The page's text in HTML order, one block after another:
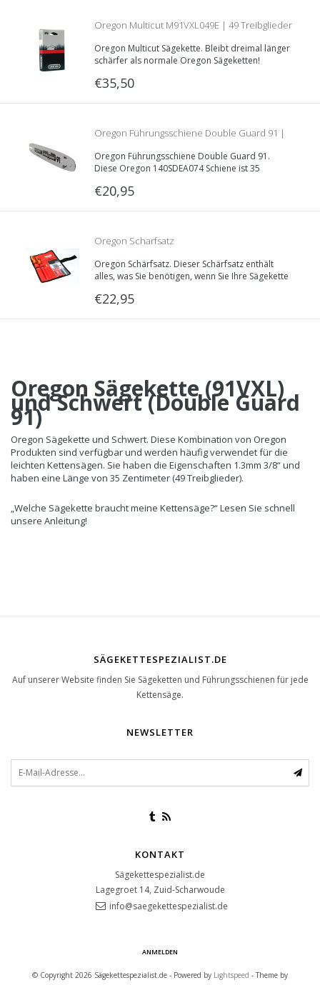
Oregon Multicut M91VXL049E | 49 Treibglieder
| 1.3mm | 3/8LP
Oregon Multicut Sägekette. Bleibt dreimal länger
schärfer als normale Oregon Sägeketten!
Teilung und 49 Treibglieder lang.
€35,50
Oregon Führungsschiene Double Guard 91 |
140SDEA074 | 35cm | 1.3mm | 3/8LP
Oregon Führungsschiene Double Guard 91.
Diese Oregon 140SDEA074 Schiene ist 35
1.3mm. Geeignet in Kombination mit der Oregon
€20,95
Oregon Scharfsatz
Oregon Schärfsatz. Dieser Schärfsatz enthält
alles, was Sie benötigen, wenn Sie Ihre Sägekette
€22,95
Oregon Sägekette (91VXL)
und Schwert (Double Guard
91)
Oregon Sägekette und Schwert. Diese Kombination von Oregon
Produkten sind verfügbar und werden häufig verwendet für die
leichten Kettensägen. Sie haben die Eigenschaften 1.3mm 3/8“ und
haben eine Länge von 35 Zentimeter (49 Treibglieder).
„Welche Sägekette braucht meine Kettensäge?“ Lesen Sie schnell
unsere Anleitung!
SÄGEKETTESPEZIALIST.DE
Auf unserer Website finden Sie Sägeketten und Führungsschienen für jede
Kettensäge.
NEWSLETTER
KONTAKT
Sägekettespezialist.de
Lagegroet 14, Zuid-Scharwoude
info@saegekettespezialist.de
ANMELDEN
© Copyright 2026 Sägekettespezialist.de - Powered by Lightspeed - Theme by